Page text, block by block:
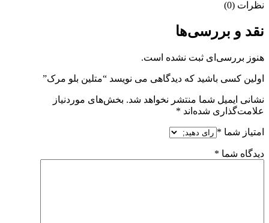
نظرات (0)
نقد و بررسی‌ها
هنوز بررسی‌ای ثبت نشده است.
اولین کسی باشید که دیدگاهی می نویسد “متلین بلو مرک”
نشانی ایمیل شما منتشر نخواهد شد. بخش‌های موردنیاز
علامت‌گذاری شده‌اند *
امتیاز شما *
دیدگاه شما *